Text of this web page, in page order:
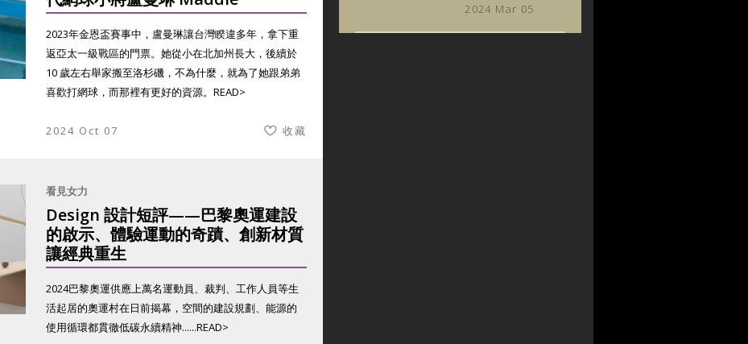
2023年金恩盃賽事中，盧曼琳讓台灣睽違多年，拿下重
返亞太一級戰區的門票。她從小在北加州長大，後續於
10 歲左右舉家搬至洛杉磯，不為什麼，就為了她跟弟弟
喜歡打網球，而那裡有更好的資源。 READ>
2024 Oct 07 收藏
看見女力
Design 設計短評——巴黎奧運建設
的啟示、體驗運動的奇蹟、創新材質
讓經典重生
2024巴黎奧運供應上萬名運動員、裁判、工作人員等生
活起居的奧運村在日前揭幕，空間的建設規劃、能源的
使用循環都貫徹低碳永續精神......READ>
2024 Mar 05